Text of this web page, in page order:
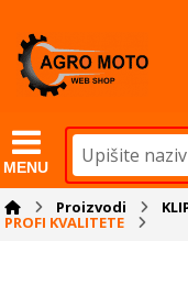
MENU
Proizvodi
PROFI KVALITETE